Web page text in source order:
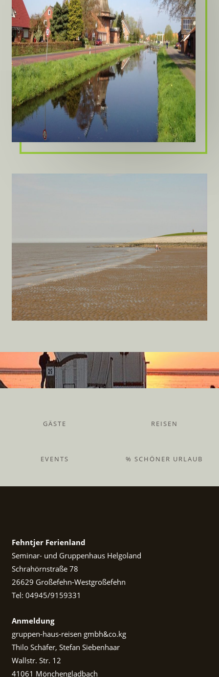
GÄSTE REISEN
EVENTS % SCHÖNER URLAUB
Fehntjer Ferienland
Seminar- und Gruppenhaus Helgoland
Schrahörnstraße 78
26629 Großefehn-Westgroßefehn
Tel: 04945/9159331
Anmeldung
gruppen-haus-reisen gmbh&co.kg
Thilo Schäfer, Stefan Siebenhaar
Wallstr. Str. 12
41061 Mönchengladbach